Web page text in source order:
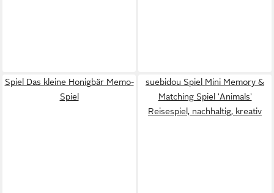
Spiel Das kleine Honigbär Memo-
Spiel
suebidou Spiel Mini Memory &
Matching Spiel 'Animals'
Reisespiel, nachhaltig, kreativ